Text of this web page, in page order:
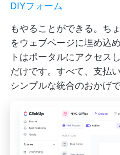
DIYフォーム
もやることができる。ち
をウェブページに埋め込め
トはポータルにアクセス
だけです。すべて、支払
シンプルな統合のおかげで